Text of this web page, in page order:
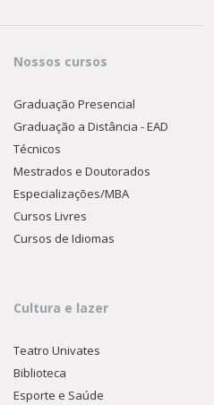
Nossos cursos
Graduação Presencial
Graduação a Distância - EAD
Técnicos
Mestrados e Doutorados
Especializações/MBA
Cursos Livres
Cursos de Idiomas
Cultura e lazer
Teatro Univates
Biblioteca
Esporte e Saúde